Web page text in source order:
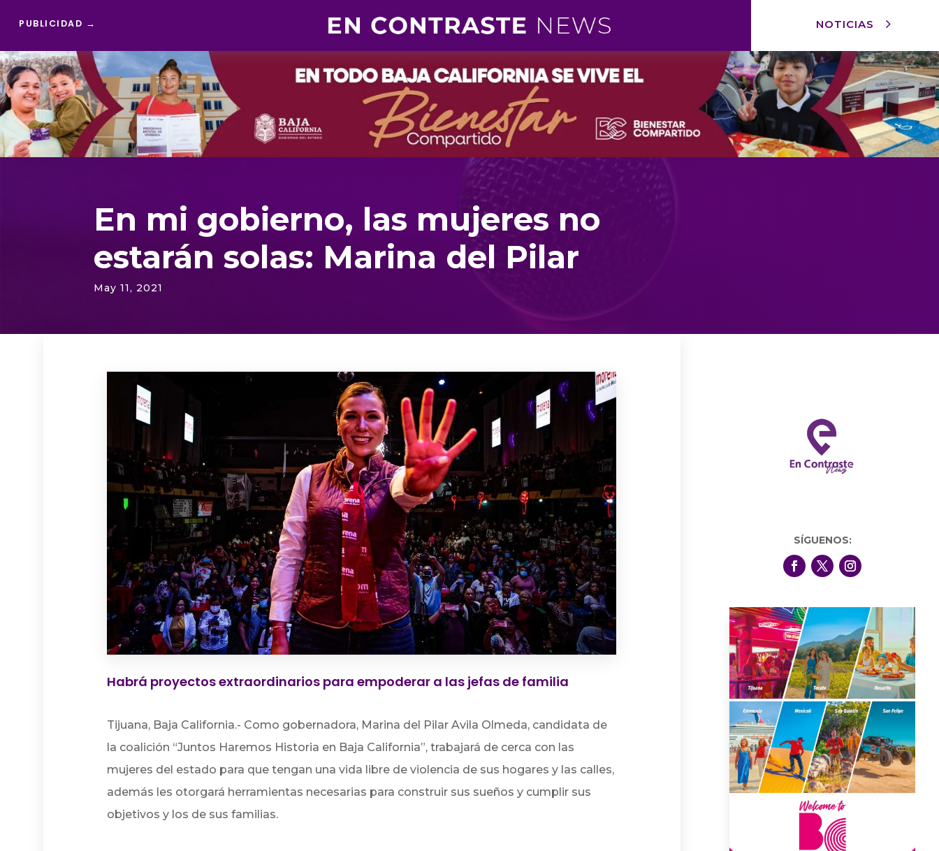
PUBLICIDAD → NOTICIAS
Reproductor
de
vídeo
En mi gobierno, las mujeres no
estarán solas: Marina del Pilar
May 11, 2021
Habrá proyectos extraordinarios para empoderar a las jefas de familia
Tijuana, Baja California.- Como gobernadora, Marina del Pilar Avila Olmeda, candidata de
la coalición “Juntos Haremos Historia en Baja California”, trabajará de cerca con las
mujeres del estado para que tengan una vida libre de violencia de sus hogares y las calles,
además les otorgará herramientas necesarias para construir sus sueños y cumplir sus
objetivos y los de sus familias.
SÍGUENOS: